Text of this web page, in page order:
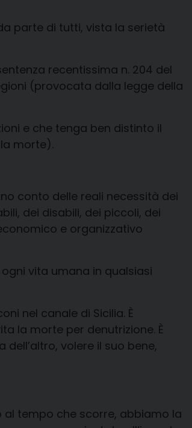
parte di tutti, vista la serietà
recentissima n. 204 del
(provocata dalla legge della
e che tenga ben distinto il
morte).
conto delle reali necessità dei
dei disabili, dei piccoli, dei
e organizzativo
vita umana in qualsiasi
nel canale di Sicilia. È
la morte per denutrizione. È
dell’altro, volere il suo bene,
al tempo che scorre, abbiamo la